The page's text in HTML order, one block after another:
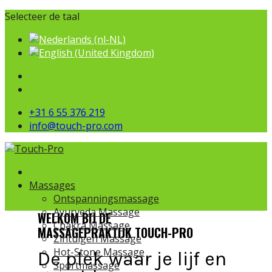
Selecteer de taal
+31 6 55 376 219
info@touch-pro.com
Massages
Ontspanningsmassage
Ayurveda Massage
Chakra Massage
Zintuigen Massage
Hot-Stone Massage
Sportmassage
WELKOM BIJ DE
MASSAGEPRAKTIJK TOUCH-PRO
De plek waar je lijf en